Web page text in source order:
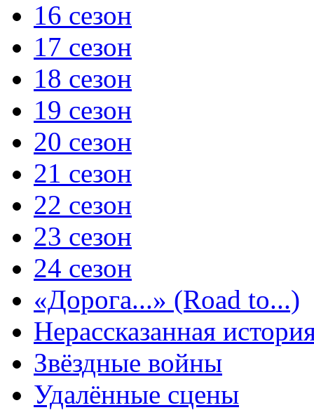
16 сезон
17 сезон
18 сезон
19 сезон
20 сезон
21 сезон
22 сезон
23 сезон
24 сезон
«Дорога...» (Road to...)
Нерассказанная
Звёздные войны
Удалённые сцены